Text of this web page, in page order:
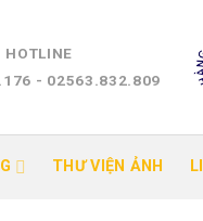
HOTLINE
- 02563.832.809
THƯ VIỆN ẢNH